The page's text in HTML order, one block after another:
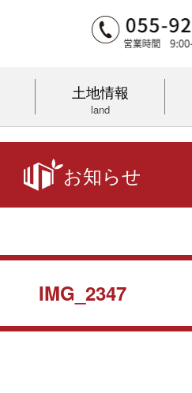
土地情報
land
お知らせ
IMG_2347